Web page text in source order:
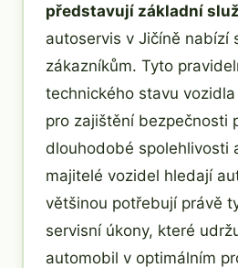
představují základní
autoservis v Jičíně nabízí
zákazníkům. Tyto
technického stavu
pro zajištění bezpečnosti
dlouhodobé spolehlivosti
majitelé vozidel hledají
většinou potřebují právě
servisní úkony, které
automobil v optimálním